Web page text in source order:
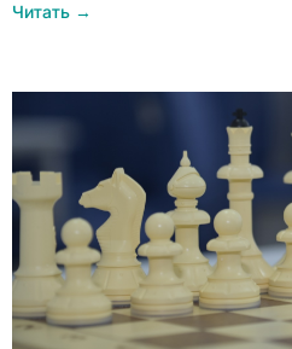
Читать →